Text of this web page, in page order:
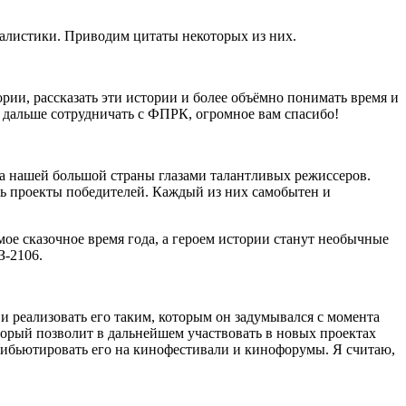
Приводим цитаты некоторых из них.
рассказать эти истории и более объёмно понимать время и
дальше сотрудничать с ФПРК, огромное вам спасибо!
большой страны глазами талантливых режиссеров.
победителей. Каждый из них самобытен и
сказочное время года, а героем истории станут необычные
2106.
его таким, которым он задумывался с момента
позволит в дальнейшем участвовать в новых проектах
его на кинофестивали и кинофорумы. Я считаю,